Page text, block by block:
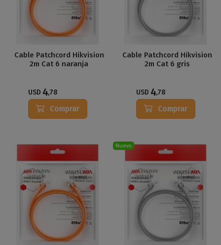
Cable Patchcord Hikvision
2m Cat 6 naranja
USD 4,78
Comprar
Cable Patchcord Hikvision
2m Cat 6 gris
USD 4,78
Comprar
Nuevo